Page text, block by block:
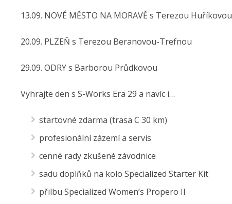
13.09. NOVÉ MĚSTO NA MORAVĚ s Terezou Huříkovou
20.09. PLZEŇ s Terezou Beranovou-Trefnou
29.09. ODRY s Barborou Průdkovou
Vyhrajte den s S-Works Era 29 a navíc i…
startovné zdarma (trasa C 30 km)
profesionální zázemí a servis
cenné rady zkušené závodnice
sadu doplňků na kolo Specialized Starter Kit
přilbu Specialized Women’s Propero II